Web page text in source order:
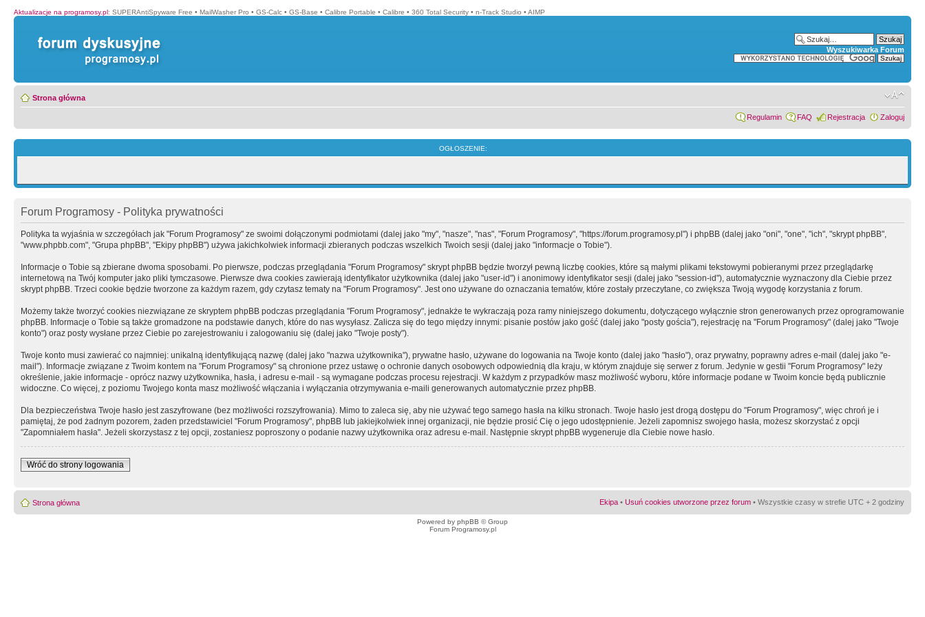
Aktualizacje na programosy.pl: SUPERAntiSpyware Free • MailWasher Pro • GS-Calc • GS-Base • Calibre Portable • Calibre • 360 Total Security • n-Track Studio • AIMP
Wyszukiwarka Forum
Strona główna
Regulamin FAQ Rejestracja Zaloguj
OGŁOSZENIE:
Forum Programosy - Polityka prywatności
Polityka ta wyjaśnia w szczegółach jak "Forum Programosy" ze swoimi dołączonymi podmiotami (dalej jako "my", "nasze", "nas", "Forum Programosy", "https://forum.programosy.pl") i phpBB (dalej jako "oni", "one", "ich", "skrypt phpBB",
"www.phpbb.com", "Grupa phpBB", "Ekipy phpBB") używa jakichkolwiek informacji zbieranych podczas wszelkich Twoich sesji (dalej jako "informacje o Tobie").
Informacje o Tobie są zbierane dwoma sposobami. Po pierwsze, podczas przeglądania "Forum Programosy" skrypt phpBB będzie tworzył pewną liczbę cookies, które są małymi plikami tekstowymi pobieranymi przez przeglądarkę
internetową na Twój komputer jako pliki tymczasowe. Pierwsze dwa cookies zawierają identyfikator użytkownika (dalej jako "user-id") i anonimowy identyfikator sesji (dalej jako "session-id"), automatycznie wyznaczony dla Ciebie przez
skrypt phpBB. Trzeci cookie będzie tworzone za każdym razem, gdy czytasz tematy na "Forum Programosy". Jest ono używane do oznaczania tematów, które zostały przeczytane, co zwiększa Twoją wygodę korzystania z forum.
Możemy także tworzyć cookies niezwiązane ze skryptem phpBB podczas przeglądania "Forum Programosy", jednakże te wykraczają poza ramy niniejszego dokumentu, dotyczącego wyłącznie stron generowanych przez oprogramowanie
phpBB. Informacje o Tobie są także gromadzone na podstawie danych, które do nas wysyłasz. Zalicza się do tego między innymi: pisanie postów jako gość (dalej jako "posty gościa"), rejestrację na "Forum Programosy" (dalej jako "Twoje
konto") oraz posty wysłane przez Ciebie po zarejestrowaniu i zalogowaniu się (dalej jako "Twoje posty").
Twoje konto musi zawierać co najmniej: unikalną identyfikującą nazwę (dalej jako "nazwa użytkownika"), prywatne hasło, używane do logowania na Twoje konto (dalej jako "hasło"), oraz prywatny, poprawny adres e-mail (dalej jako "e-
mail"). Informacje związane z Twoim kontem na "Forum Programosy" są chronione przez ustawę o ochronie danych osobowych odpowiednią dla kraju, w którym znajduje się serwer z forum. Jedynie w gestii "Forum Programosy" leży
określenie, jakie informacje - oprócz nazwy użytkownika, hasła, i adresu e-mail - są wymagane podczas procesu rejestracji. W każdym z przypadków masz możliwość wyboru, które informacje podane w Twoim koncie będą publicznie
widoczne. Co więcej, z poziomu Twojego konta masz możliwość włączania i wyłączania otrzymywania e-maili generowanych automatycznie przez phpBB.
Dla bezpieczeństwa Twoje hasło jest zaszyfrowane (bez możliwości rozszyfrowania). Mimo to zaleca się, aby nie używać tego samego hasła na kilku stronach. Twoje hasło jest drogą dostępu do "Forum Programosy", więc chroń je i
pamiętaj, że pod żadnym pozorem, żaden przedstawiciel "Forum Programosy", phpBB lub jakiejkolwiek innej organizacji, nie będzie prosić Cię o jego udostępnienie. Jeżeli zapomnisz swojego hasła, możesz skorzystać z opcji
"Zapomniałem hasła". Jeżeli skorzystasz z tej opcji, zostaniesz poproszony o podanie nazwy użytkownika oraz adresu e-mail. Następnie skrypt phpBB wygeneruje dla Ciebie nowe hasło.
Wróć do strony logowania
Strona główna Ekipa • Usuń cookies utworzone przez forum • Wszystkie czasy w strefie UTC + 2 godziny
Powered by phpBB © Group
Forum Programosy.pl